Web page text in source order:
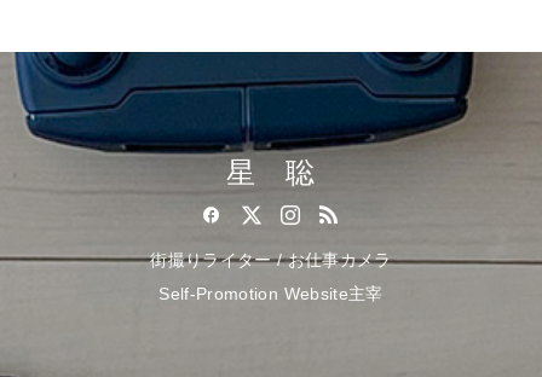
星 聡
街撮りライター / お仕事カメラ
Self-Promotion Website主宰